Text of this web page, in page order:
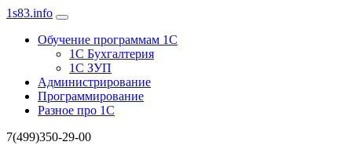
1s83.info
Обучение программам 1С
1С Бухгалтерия
1С ЗУП
Администрирование
Программирование
Разное про 1С
7(499)350-29-00